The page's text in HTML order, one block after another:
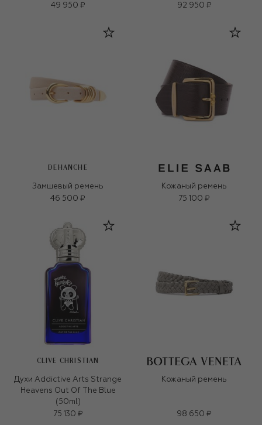
49 950 ₽
92 950 ₽
DEHANCHE
Замшевый ремень
46 500 ₽
Кожаный ремень
75 100 ₽
CLIVE CHRISTIAN
Духи Addictive Arts Strange
Heavens Out Of The Blue
(50ml)
75 130 ₽
Кожаный ремень
98 650 ₽